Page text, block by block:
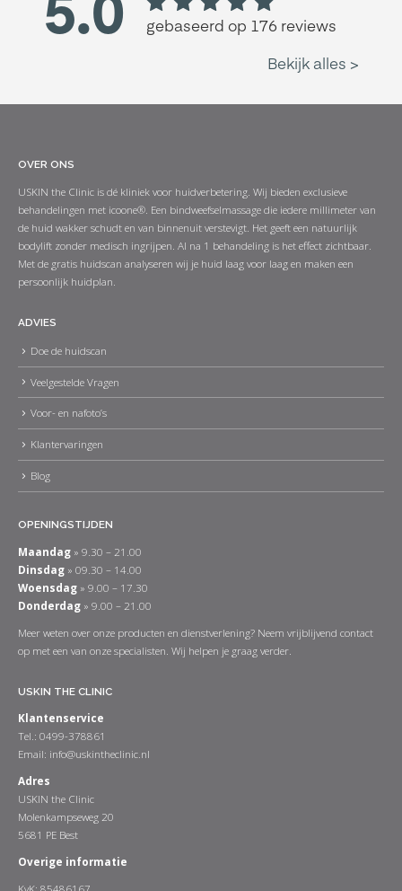
OVER ONS
USKIN the Clinic is dé kliniek voor huidverbetering. Wij bieden exclusieve
behandelingen met icoone®. Een bindweefselmassage die iedere millimeter van
de huid wakker schudt en van binnenuit verstevigt. Het geeft een natuurlijk
bodylift zonder medisch ingrijpen. Al na 1 behandeling is het effect zichtbaar.
Met de gratis huidscan analyseren wij je huid laag voor laag en maken een
persoonlijk huidplan.
ADVIES
Doe de huidscan
Veelgestelde Vragen
Voor- en nafoto’s
Klantervaringen
Blog
OPENINGSTIJDEN
Maandag » 9.30 – 21.00
Dinsdag » 09.30 – 14.00
Woensdag » 9.00 – 17.30
Donderdag » 9.00 – 21.00
Meer weten over onze producten en dienstverlening? Neem vrijblijvend contact
op met een van onze specialisten. Wij helpen je graag verder.
USKIN THE CLINIC
Klantenservice
Tel.: 0499-378861
Email: info@uskintheclinic.nl
Adres
USKIN the Clinic
Molenkampseweg 20
5681 PE Best
Overige informatie